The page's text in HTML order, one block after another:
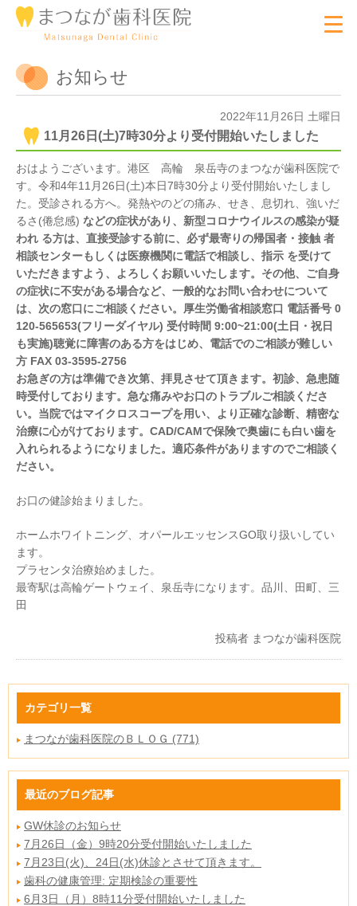
お知らせ
2022年11月26日 土曜日
11月26日(土)7時30分より受付開始いたしました
おはようございます。港区 高輪 泉岳寺のまつなが歯科医院で
す。令和4年11月26日(土)本日7時30分より受付開始いたしまし
た。受診される方へ。発熱やのどの痛み、せき、息切れ、強いだ
るさ(倦怠感) などの症状があり、新型コロナウイルスの感染が疑
われ る方は、直接受診する前に、必ず最寄りの帰国者・接触 者
相談センターもしくは医療機関に電話で相談し、指示 を受けて
いただきますよう、よろしくお願いいたします。その他、ご自身
の症状に不安がある場合など、一般的なお問い合わせについて
は、次の窓口にご相談ください。厚生労働省相談窓口 電話番号 0
120-565653(フリーダイヤル) 受付時間 9:00~21:00(土日・祝日
も実施)聴覚に障害のある方をはじめ、電話でのご相談が難しい
方 FAX 03-3595-2756
お急ぎの方は準備でき次第、拝見させて頂きます。初診、急患随
時受付しております。急な痛みやお口のトラブルご相談くださ
い。当院ではマイクロスコープを用い、より正確な診断、精密な
治療に心がけております。CAD/CAMで保険で奥歯にも白い歯を
入れられるようになりました。適応条件がありますのでご相談く
ださい。
お口の健診始まりました。
ホームホワイトニング、オパールエッセンスGO取り扱いしてい
ます。
プラセンタ治療始めました。
最寄駅は高輪ゲートウェイ、泉岳寺になります。品川、田町、三
田
投稿者 まつなが歯科医院
カテゴリ一覧
まつなが歯科医院のＢＬＯＧ (771)
最近のブログ記事
GW休診のお知らせ
7月26日（金）9時20分受付開始いたしました
7月23日(火)、24日(水)休診とさせて頂きます。
歯科の健康管理: 定期検診の重要性
6月3日（月）8時11分受付開始いたしました